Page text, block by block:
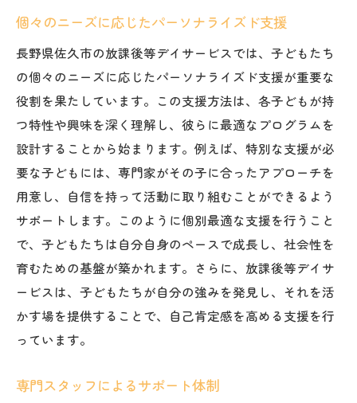
個々のニーズに応じたパーソナライズド支援
長野県佐久市の放課後等デイサービスでは、子どもたち
の個々のニーズに応じたパーソナライズド支援が重要な
役割を果たしています。この支援方法は、各子どもが持
つ特性や興味を深く理解し、彼らに最適なプログラムを
設計することから始まります。例えば、特別な支援が必
要な子どもには、専門家がその子に合ったアプローチを
用意し、自信を持って活動に取り組むことができるよう
サポートします。このように個別最適な支援を行うこと
で、子どもたちは自分自身のペースで成長し、社会性を
育むための基盤が築かれます。さらに、放課後等デイサ
ービスは、子どもたちが自分の強みを発見し、それを活
かす場を提供することで、自己肯定感を高める支援を行
っています。
専門スタッフによるサポート体制